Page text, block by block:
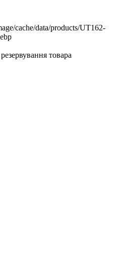
cache/data/products/UT162-
товара